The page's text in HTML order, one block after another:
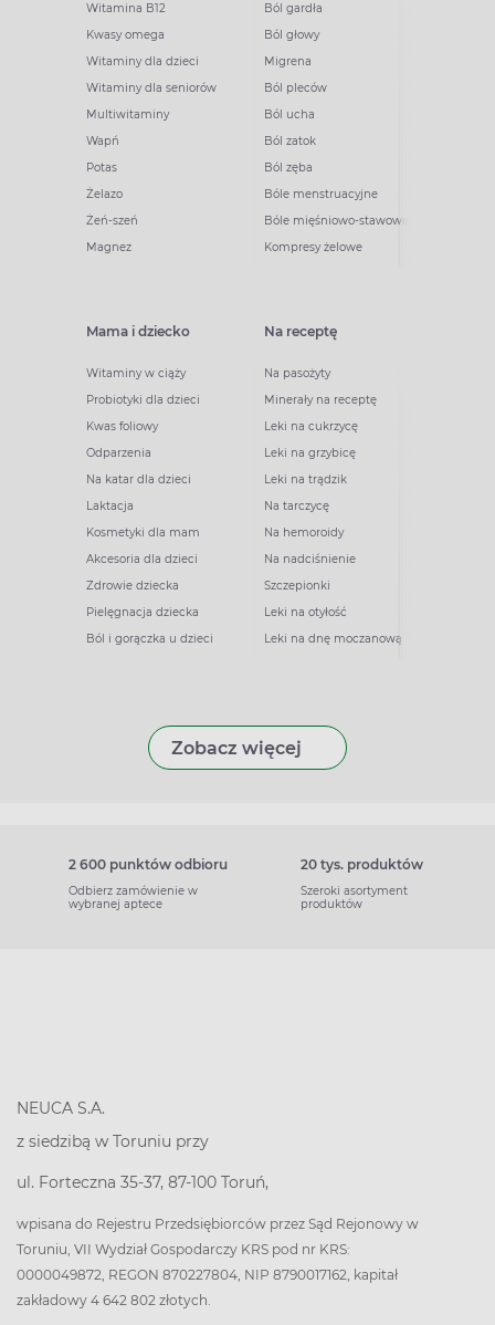
Witamina B12
Kwasy omega
Witaminy dla dzieci
Witaminy dla seniorów
Multiwitaminy
Wapń
Potas
Żelazo
Żeń-szeń
Magnez
Ból gardła
Ból głowy
Migrena
Ból pleców
Ból ucha
Ból zatok
Ból zęba
Bóle menstruacyjne
Bóle mięśniowo-stawowe
Kompresy żelowe
Mama i dziecko
Witaminy w ciąży
Probiotyki dla dzieci
Kwas foliowy
Odparzenia
Na katar dla dzieci
Laktacja
Kosmetyki dla mam
Akcesoria dla dzieci
Zdrowie dziecka
Pielęgnacja dziecka
Ból i gorączka u dzieci
Na receptę
Na pasożyty
Minerały na receptę
Leki na cukrzycę
Leki na grzybicę
Leki na trądzik
Na tarczycę
Na hemoroidy
Na nadciśnienie
Szczepionki
Leki na otyłość
Leki na dnę moczanową
Zobacz więcej
2 600 punktów odbioru
Odbierz zamówienie w
wybranej aptece
20 tys. produktów
Szeroki asortyment
produktów
NEUCA S.A.
z siedzibą w Toruniu przy
ul. Forteczna 35-37, 87-100 Toruń,
wpisana do Rejestru Przedsiębiorców przez Sąd Rejonowy w
Toruniu, VII Wydział Gospodarczy KRS pod nr KRS:
0000049872, REGON 870227804, NIP 8790017162, kapitał
zakładowy 4 642 802 złotych.